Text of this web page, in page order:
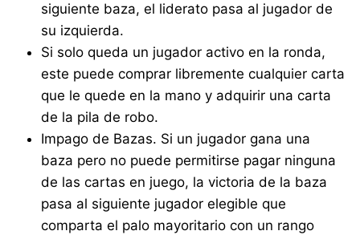
siguiente baza, el liderato pasa al jugador de
su izquierda.
Si solo queda un jugador activo en la ronda,
este puede comprar libremente cualquier carta
que le quede en la mano y adquirir una carta
de la pila de robo.
Impago de Bazas. Si un jugador gana una
baza pero no puede permitirse pagar ninguna
de las cartas en juego, la victoria de la baza
pasa al siguiente jugador elegible que
comparta el palo mayoritario con un rango